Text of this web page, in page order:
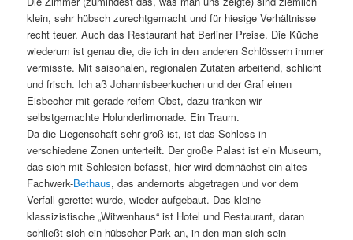
klein, sehr hübsch zurechtgemacht und für hiesige Verhältnisse
recht teuer. Auch das Restaurant hat Berliner Preise. Die Küche
wiederum ist genau die, die ich in den anderen Schlössern immer
vermisste. Mit saisonalen, regionalen Zutaten arbeitend, schlicht
und frisch. Ich aß Johannisbeerkuchen und der Graf einen
Eisbecher mit gerade reifem Obst, dazu tranken wir
selbstgemachte Holunderlimonade. Ein Traum.
Da die Liegenschaft sehr groß ist, ist das Schloss in
verschiedene Zonen unterteilt. Der große Palast ist ein Museum,
das sich mit Schlesien befasst, hier wird demnächst ein altes
Fachwerk-Bethaus, das andernorts abgetragen und vor dem
Verfall gerettet wurde, wieder aufgebaut. Das kleine
klassizistische „Witwenhaus“ ist Hotel und Restaurant, daran
schließt sich ein hübscher Park an, in den man sich sein